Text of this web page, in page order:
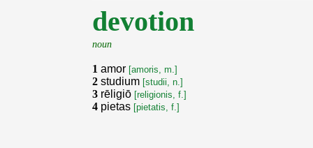
devotion
noun
1 amor [amoris, m.]
2 studium [studii, n.]
3 rēligiō [religionis, f.]
4 pietas [pietatis, f.]